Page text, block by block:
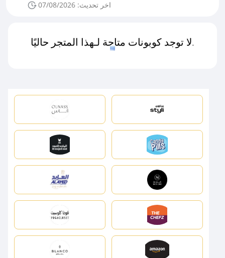
اخر تحديث: 07/08/2026
لا توجد كوبونات متاحة لـهذا المتجر حاليًا.